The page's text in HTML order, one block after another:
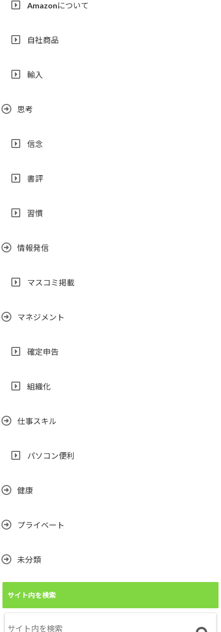
Amazonについて
自社商品
輸入
思考
信念
書評
習慣
情報発信
マスコミ掲載
マネジメント
確定申告
組織化
仕事スキル
パソコン便利
健康
プライベート
未分類
サイト内を検索